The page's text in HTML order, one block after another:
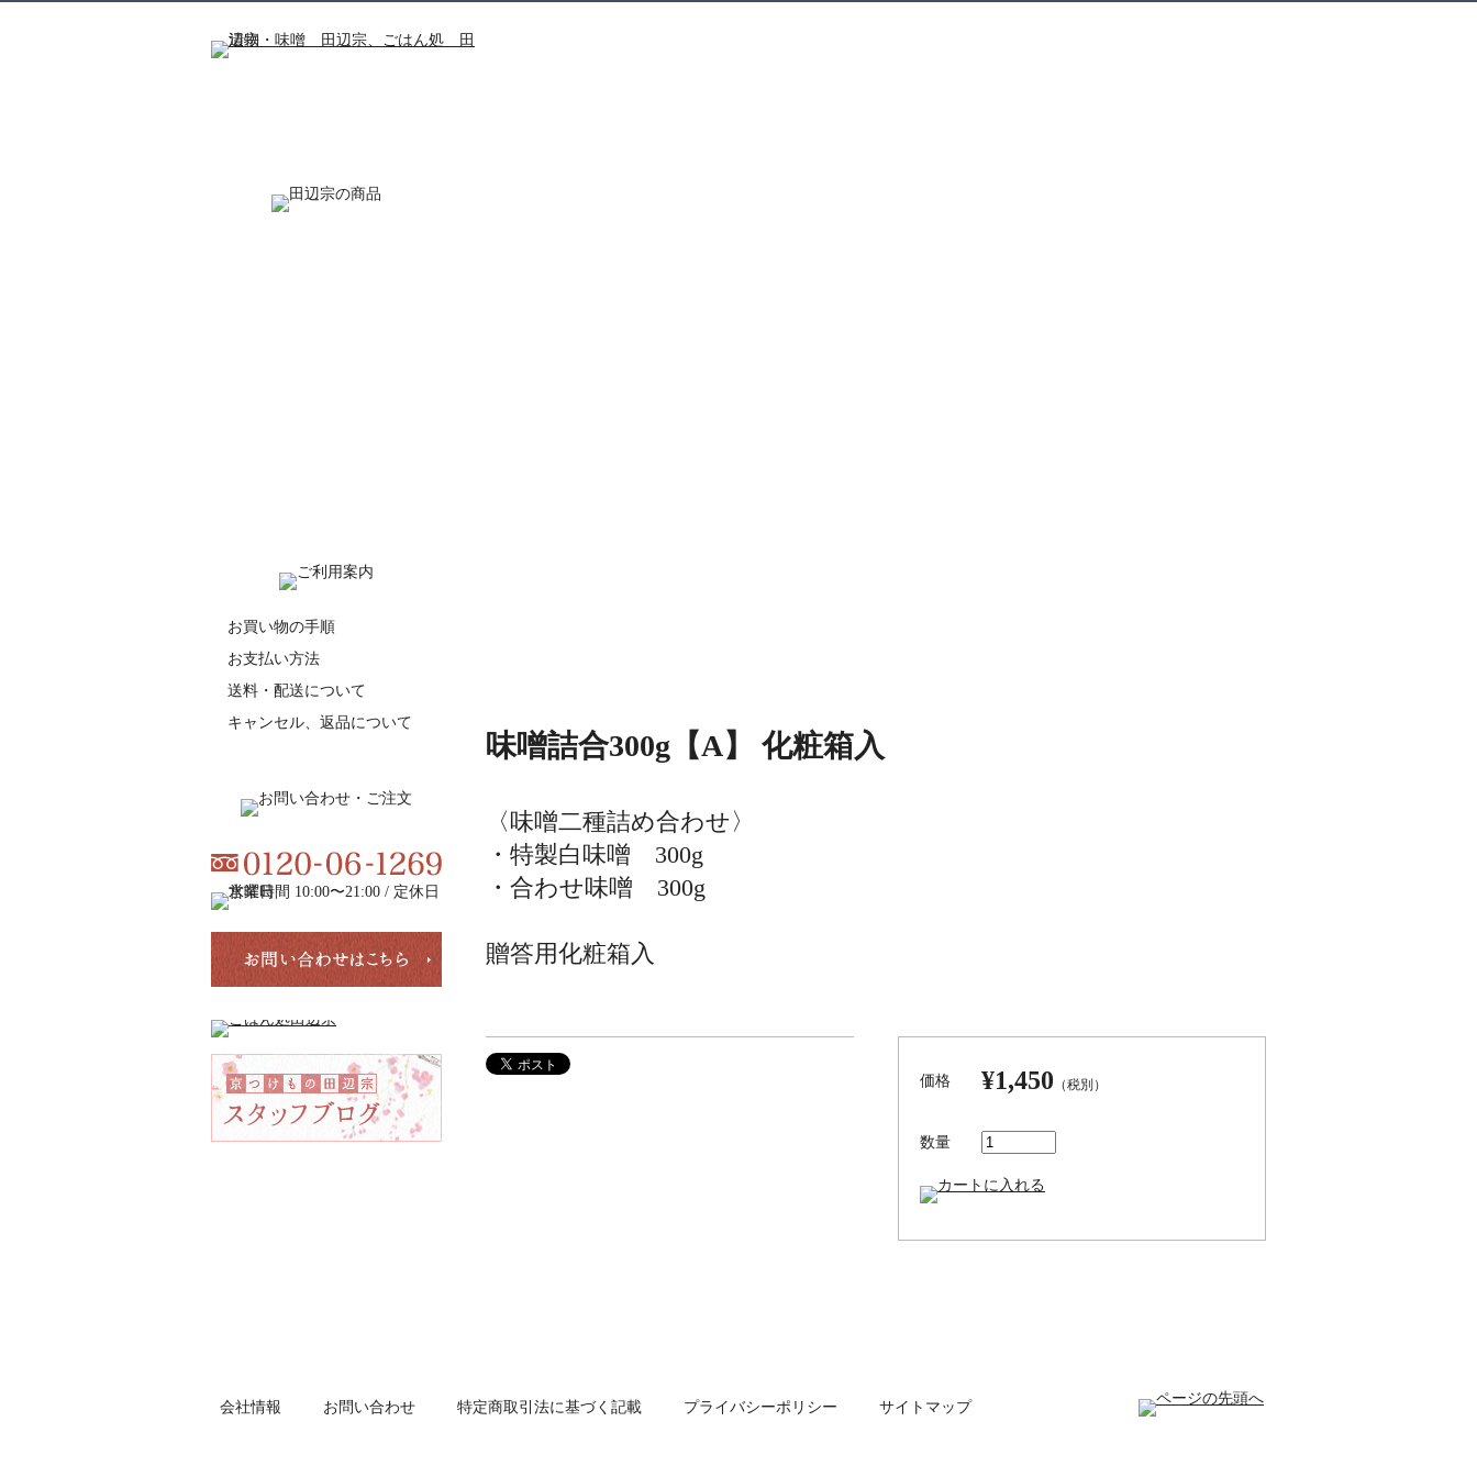
味噌詰合300g【A】 化粧箱入
〈味噌二種詰め合わせ〉
・特製白味噌 300g
・合わせ味噌 300g
贈答用化粧箱入
価格 ¥1,450 （税別）
数量
お買い物の手順
お支払い方法
送料・配送について
キャンセル、返品について
会社情報 お問い合わせ 特定商取引法に基づく記載 プライバシーポリシー サイトマップ